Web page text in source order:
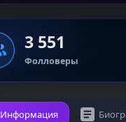
3 551
Фолловеры
Информация